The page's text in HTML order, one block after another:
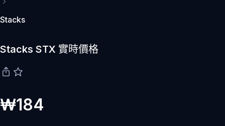
Stacks
Stacks STX 實時價格
₩184